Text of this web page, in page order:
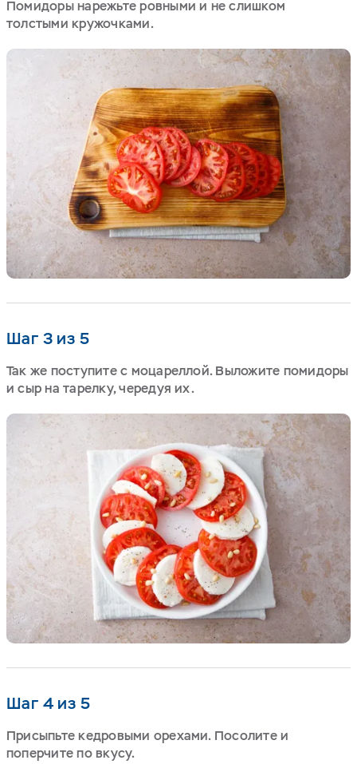
Помидоры нарежьте ровными и не слишком
толстыми кружочками.
Шаг 3 из 5
Так же поступите с моцареллой. Выложите помидоры
и сыр на тарелку, чередуя их.
Шаг 4 из 5
Присыпьте кедровыми орехами. Посолите и
поперчите по вкусу.